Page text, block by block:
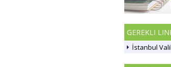
GEREKLI
İstanbul